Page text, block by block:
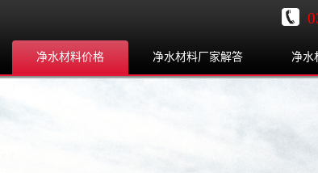
净水材料价格 净水材料厂家解答 净水